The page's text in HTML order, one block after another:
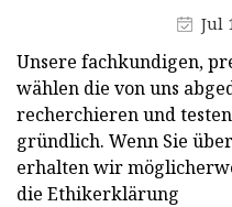
Jul
Unsere fachkundigen,
wählen die von uns
recherchieren und
gründlich. Wenn Sie
erhalten wir
die Ethikerklärung